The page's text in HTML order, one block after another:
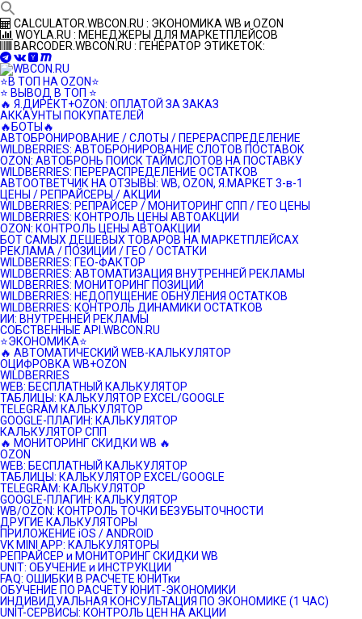
Перейти
к
контенту
CALCULATOR.WBCON.RU : ЭКОНОМИКА WB и OZON
WOYLA.RU : МЕНЕДЖЕРЫ ДЛЯ МАРКЕТПЛЕЙСОВ
BARCODER.WBCON.RU : ГЕНЕРАТОР ЭТИКЕТОК:
⭐️В ТОП НА OZON⭐️
⭐️ ВЫВОД В ТОП ⭐️
🔥 Я.ДИРЕКТ+OZON: ОПЛАТОЙ ЗА ЗАКАЗ
АККАУНТЫ ПОКУПАТЕЛЕЙ
🔥БОТЫ🔥
АВТОБРОНИРОВАНИЕ / СЛОТЫ / ПЕРЕРАСПРЕДЕЛЕНИЕ
WILDBERRIES: АВТОБРОНИРОВАНИЕ СЛОТОВ ПОСТАВОК
OZON: АВТОБРОНЬ ПОИСК ТАЙМСЛОТОВ НА ПОСТАВКУ
WILDBERRIES: ПЕРЕРАСПРЕДЕЛЕНИЕ ОСТАТКОВ
АВТООТВЕТЧИК НА ОТЗЫВЫ: WB, OZON, Я.МАРКЕТ 3-в-1
ЦЕНЫ / РЕПРАЙСЕРЫ / АКЦИИ
WILDBERRIES: РЕПРАЙСЕР / МОНИТОРИНГ СПП / ГЕО ЦЕНЫ
WILDBERRIES: КОНТРОЛЬ ЦЕНЫ АВТОАКЦИИ
OZON: КОНТРОЛЬ ЦЕНЫ АВТОАКЦИИ
БОТ САМЫХ ДЕШЕВЫХ ТОВАРОВ НА МАРКЕТПЛЕЙСАХ
РЕКЛАМА / ПОЗИЦИИ / ГЕО / ОСТАТКИ
WILDBERRIES: ГЕО-ФАКТОР
WILDBERRIES: АВТОМАТИЗАЦИЯ ВНУТРЕННЕЙ РЕКЛАМЫ
WILDBERRIES: МОНИТОРИНГ ПОЗИЦИЙ
WILDBERRIES: НЕДОПУЩЕНИЕ ОБНУЛЕНИЯ ОСТАТКОВ
WILDBERRIES: КОНТРОЛЬ ДИНАМИКИ ОСТАТКОВ
ИИ: ВНУТРЕННЕЙ РЕКЛАМЫ
СОБСТВЕННЫЕ API.WBCON.RU
⭐️ЭКОНОМИКА⭐️
🔥 АВТОМАТИЧЕСКИЙ WEB-КАЛЬКУЛЯТОР
ОЦИФРОВКА WB+OZON
WILDBERRIES
WEB: БЕСПЛАТНЫЙ КАЛЬКУЛЯТОР
ТАБЛИЦЫ: КАЛЬКУЛЯТОР EXCEL/GOOGLE
TELEGRAM КАЛЬКУЛЯТОР
GOOGLE-ПЛАГИН: КАЛЬКУЛЯТОР
КАЛЬКУЛЯТОР СПП
🔥 МОНИТОРИНГ СКИДКИ WB 🔥
OZON
WEB: БЕСПЛАТНЫЙ КАЛЬКУЛЯТОР
ТАБЛИЦЫ: КАЛЬКУЛЯТОР EXCEL/GOOGLE
TELEGRAM: КАЛЬКУЛЯТОР
GOOGLE-ПЛАГИН: КАЛЬКУЛЯТОР
WB/OZON: КОНТРОЛЬ ТОЧКИ БЕЗУБЫТОЧНОСТИ
ДРУГИЕ КАЛЬКУЛЯТОРЫ
ПРИЛОЖЕНИЕ iOS / ANDROID
VK MINI APP: КАЛЬКУЛЯТОРЫ
РЕПРАЙСЕР и МОНИТОРИНГ СКИДКИ WB
UNIT: ОБУЧЕНИЕ и ИНСТРУКЦИИ
FAQ: ОШИБКИ В РАСЧЕТЕ ЮНИТки
ОБУЧЕНИЕ ПО РАСЧЕТУ ЮНИТ-ЭКОНОМИКИ
ИНДИВИДУАЛЬНАЯ КОНСУЛЬТАЦИЯ ПО ЭКОНОМИКЕ (1 ЧАС)
UNIT-СЕРВИСЫ: КОНТРОЛЬ ЦЕН НА АКЦИИ